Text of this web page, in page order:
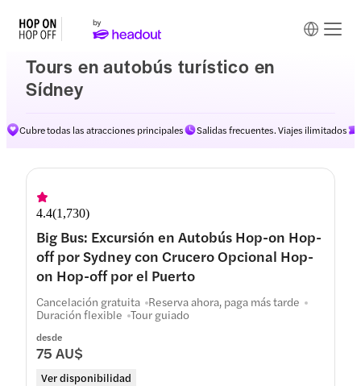
Tours en autobús turístico en
Sídney
Cubre todas las atracciones principales Salidas frecuentes. Viajes ilimitados
Rutas
4.4(1,730)
Big Bus: Excursión en Autobús Hop-on Hop-
off por Sydney con Crucero Opcional Hop-
on Hop-off por el Puerto
desde
75 AU$
Ver disponibilidad
Cancelación gratuita Reserva ahora, paga más tarde
Duración flexible Tour guiado